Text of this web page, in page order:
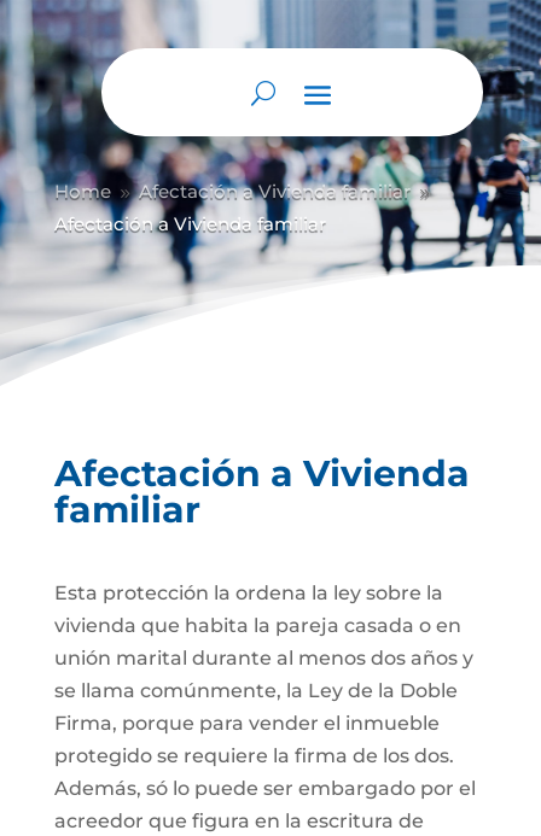
Home 9 Afectación a Vivienda familiar 9
Afectación a Vivienda familiar
Afectación a Vivienda
familiar
Esta protección la ordena la ley sobre la
vivienda que habita la pareja casada o en
unión marital durante al menos dos años y
se llama comúnmente, la Ley de la Doble
Firma, porque para vender el inmueble
protegido se requiere la firma de los dos.
Además, só lo puede ser embargado por el
acreedor que figura en la escritura de